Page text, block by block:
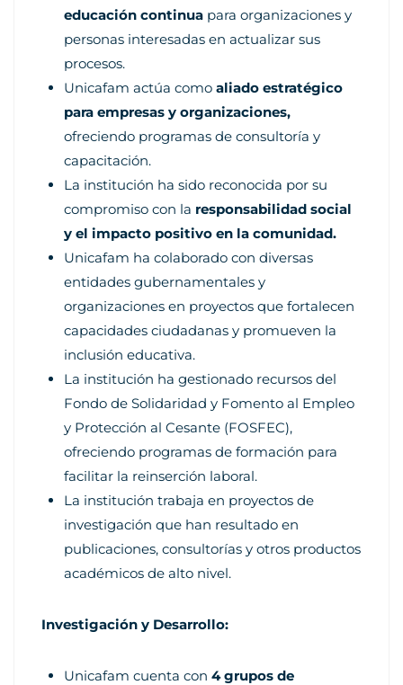
educación continua para organizaciones y
personas interesadas en actualizar sus
procesos.
Unicafam actúa como aliado estratégico
para empresas y organizaciones,
ofreciendo programas de consultoría y
capacitación.
La institución ha sido reconocida por su
compromiso con la responsabilidad social
y el impacto positivo en la comunidad.
Unicafam ha colaborado con diversas
entidades gubernamentales y
organizaciones en proyectos que fortalecen
capacidades ciudadanas y promueven la
inclusión educativa.
La institución ha gestionado recursos del
Fondo de Solidaridad y Fomento al Empleo
y Protección al Cesante (FOSFEC),
ofreciendo programas de formación para
facilitar la reinserción laboral.
La institución trabaja en proyectos de
investigación que han resultado en
publicaciones, consultorías y otros productos
académicos de alto nivel.
Investigación y Desarrollo:
Unicafam cuenta con 4 grupos de